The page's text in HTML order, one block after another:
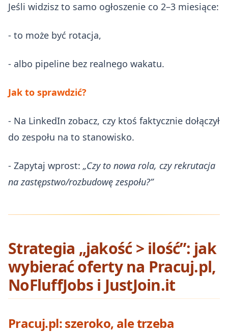
Jeśli widzisz to samo ogłoszenie co 2–3 miesiące:
- to może być rotacja,
- albo pipeline bez realnego wakatu.
Jak to sprawdzić?
- Na LinkedIn zobacz, czy ktoś faktycznie dołączył
do zespołu na to stanowisko.
- Zapytaj wprost: „Czy to nowa rola, czy rekrutacja
na zastępstwo/rozbudowę zespołu?”
Strategia „jakość > ilość”: jak
wybierać oferty na Pracuj.pl,
NoFluffJobs i JustJoin.it
Pracuj.pl: szeroko, ale trzeba